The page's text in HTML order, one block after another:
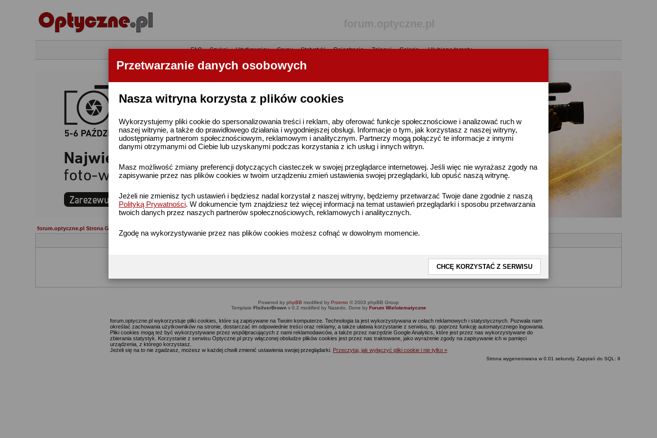
Przetwarzanie danych osobowych
Nasza witryna korzysta z plików cookies
Wykorzystujemy pliki cookie do spersonalizowania treści i reklam, aby oferować funkcje społecznościowe i analizować ruch w
naszej witrynie, a także do prawidłowego działania i wygodniejszej obsługi. Informacje o tym, jak korzystasz z naszej witryny,
udostępniamy partnerom społecznościowym, reklamowym i analitycznym. Partnerzy mogą połączyć te informacje z innymi
danymi otrzymanymi od Ciebie lub uzyskanymi podczas korzystania z ich usług i innych witryn.
Masz możliwość zmiany preferencji dotyczących ciasteczek w swojej przeglądarce internetowej. Jeśli więc nie wyrażasz zgody na
zapisywanie przez nas plików cookies w twoim urządzeniu zmień ustawienia swojej przeglądarki, lub opuść naszą witrynę.
Jeżeli nie zmienisz tych ustawień i będziesz nadal korzystał z naszej witryny, będziemy przetwarzać Twoje dane zgodnie z naszą
Polityką Prywatności. W dokumencie tym znajdziesz też więcej informacji na temat ustawień przeglądarki i sposobu przetwarzania
twoich danych przez naszych partnerów społecznościowych, reklamowych i analitycznych.
Zgodę na wykorzystywanie przez nas plików cookies możesz cofnąć w dowolnym momencie.
CHCĘ KORZYSTAĆ Z SERWISU
•FAQ•Szukaj•Użytkownicy•Grupy•Statystyki•Rejestracja•Zaloguj•Galerie• Ulubione tematy
forum.optyczne.pl Strona Główna
żeby przejść do formularza rejestracyjnego.
Powered by phpBB modified by Przemo © 2003 phpBB Group
Template FIsilverBrownv 0.2 modified by Nasedo. Done by Forum Wielotematyczne
forum.optyczne.pl wykorzystuje pliki cookies, które są zapisywane na Twoim komputerze. Technologia ta jest wykorzystywana w celach reklamowych i statystycznych. Pozwala nam
określać zachowania użytkowników na stronie, dostarczać im odpowiednie treści oraz reklamy, a także ułatwia korzystanie z serwisu, np. poprzez funkcję automatycznego logowania.
Pliki cookies mogą też być wykorzystywane przez współpracujących z nami reklamodawców, a także przez narzędzie Google Analytics, które jest przez nas wykorzystywane do
zbierania statystyk. Korzystanie z serwisu Optyczne.pl przy włączonej obsłudze plików cookies jest przez nas traktowane, jako wyrażenie zgody na zapisywanie ich w pamięci
urządzenia, z którego korzystasz.
Jeżeli się na to nie zgadzasz, możesz w każdej chwili zmienić ustawienia swojej przeglądarki. Przeczytaj, jak wyłączyć pliki cookie i nie tylko »
Strona wygenerowana w 0.01 sekundy. Zapytań do SQL: 9